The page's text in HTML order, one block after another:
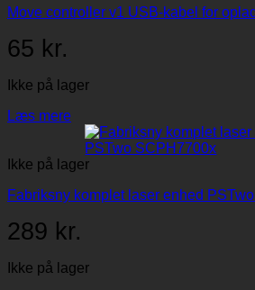
Move controller v1 USB-kabel for
65 kr.
Ikke på lager
Læs mere
Ikke på lager
Fabriksny komplet laser enhed
289 kr.
Ikke på lager